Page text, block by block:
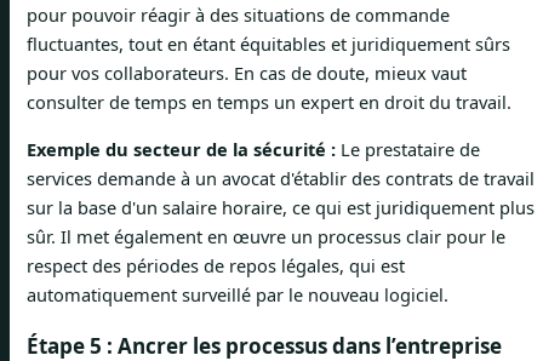
pour pouvoir réagir à des situations de commande
fluctuantes, tout en étant équitables et juridiquement sûrs
pour vos collaborateurs. En cas de doute, mieux vaut
consulter de temps en temps un expert en droit du travail.
Exemple du secteur de la sécurité : Le prestataire de
services demande à un avocat d'établir des contrats de travail
sur la base d'un salaire horaire, ce qui est juridiquement plus
sûr. Il met également en œuvre un processus clair pour le
respect des périodes de repos légales, qui est
automatiquement surveillé par le nouveau logiciel.
Étape 5 : Ancrer les processus dans l’entreprise